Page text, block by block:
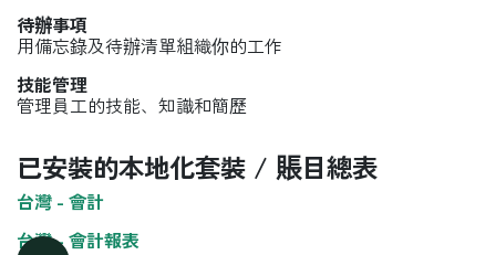
待辦事項
用備忘錄及待辦清單組織你的工作
技能管理
管理員工的技能、知識和簡歷
已安裝的本地化套裝 / 賬目總表
台灣 - 會計
台灣 - 會計報表